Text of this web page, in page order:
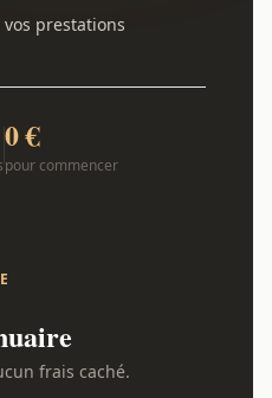
prestations
0 €
pour commencer
frais caché.